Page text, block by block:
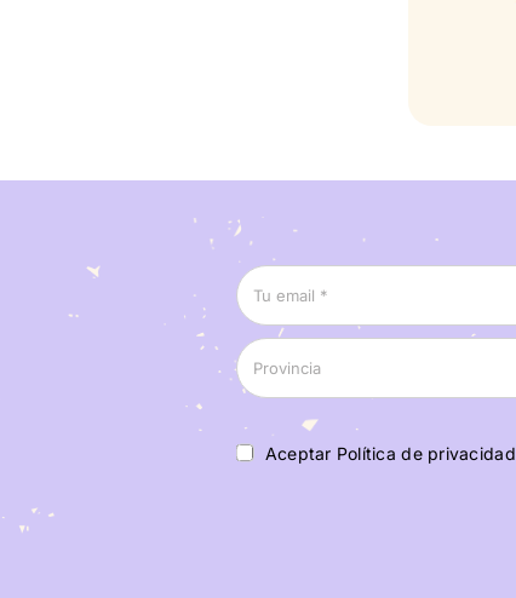
Aceptar Política de privacidad